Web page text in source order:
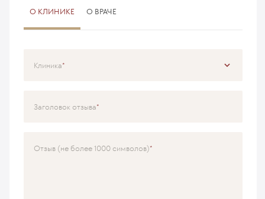
О КЛИНИКЕ О ВРАЧЕ
Клиника
Специализация
Заголовок отзыва
Отзыв (не более 1000 символов)